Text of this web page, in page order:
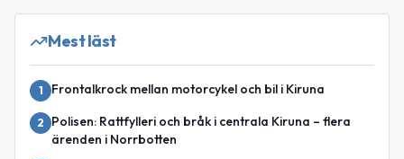
Mest läst
1 Frontalkrock mellan motorcykel och bil i Kiruna
2
Polisen: Rattfylleri och bråk i centrala Kiruna – flera
ärenden i Norrbotten